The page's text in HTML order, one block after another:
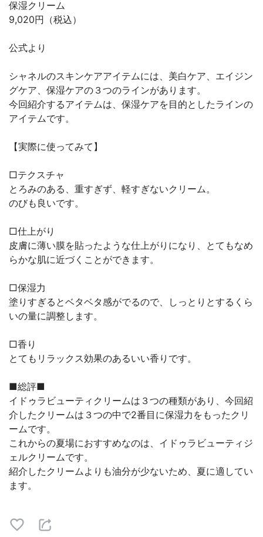
保湿クリーム
9,020円（税込）
公式より
シャネルのスキンケアアイテムには、美白ケア、エイジン
グケア、保湿ケアの３つのラインがあります。
今回紹介するアイテムは、保湿ケアを目的としたラインの
アイテムです。
【実際に使ってみて】
□テクスチャ
とろみのある、重すぎず、軽すぎないクリーム。
のびも良いです。
□仕上がり
皮膚に薄い膜を貼ったような仕上がりになり、とてもなめ
らかな肌に近づくことができます。
□保湿力
塗りすぎるとベタベタ感がでるので、しっとりとするくら
いの量に調整します。
□香り
とてもリラックス効果のあるいい香りです。
■総評■
イドゥラビューティクリームは３つの種類があり、今回紹
介したクリームは３つの中で2番目に保湿力をもったクリ
ームです。
これからの夏場におすすめなのは、イドゥラビューティジ
ェルクリームです。
紹介したクリームよりも油分が少ないため、夏に適してい
ます。